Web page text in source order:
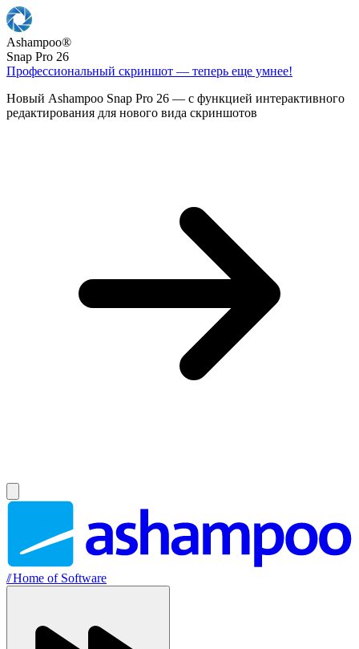
Ashampoo®
Snap Pro 26
Профессиональный скриншот — теперь еще умнее!
Новый Ashampoo Snap Pro 26 — с функцией интерактивного
редактирования для нового вида скриншотов
//Home of Software